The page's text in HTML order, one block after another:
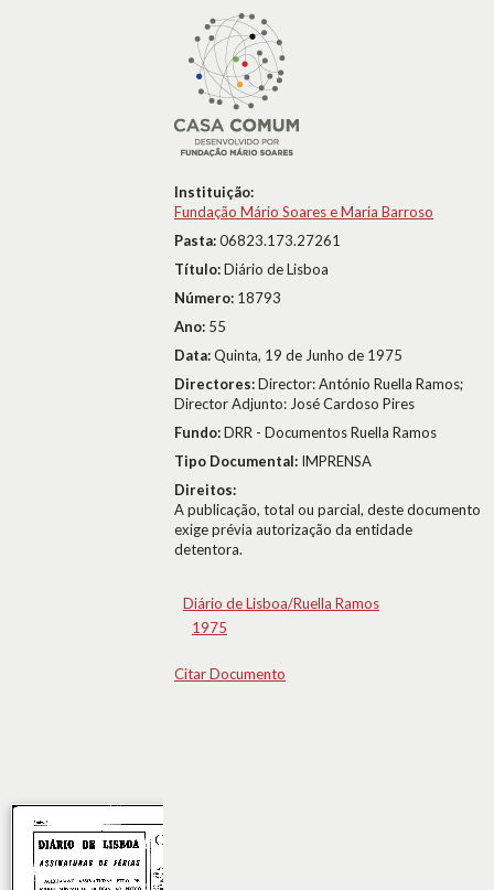
Instituição:
Fundação Mário Soares e Maria Barroso
Pasta:06823.173.27261
Título:Diário de Lisboa
Número: 18793
Ano: 55
Data:Quinta, 19 de Junho de 1975
Directores:Director: António Ruella Ramos;
Director Adjunto: José Cardoso Pires
Fundo:DRR - Documentos Ruella Ramos
Tipo Documental: IMPRENSA
Direitos:
A publicação, total ou parcial, deste documento
exige prévia autorização da entidade
detentora.
Diário de Lisboa/Ruella Ramos
1975
Citar Documento